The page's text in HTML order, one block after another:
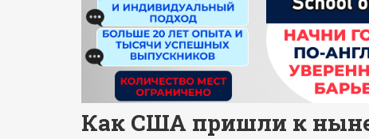
Как США пришли к